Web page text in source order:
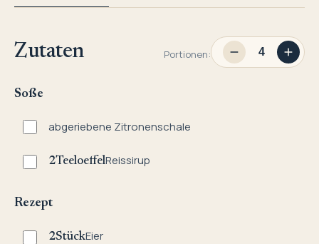
Zutaten Portionen:
Soße
abgeriebene Zitronenschale
2TeeloeffelReissirup
Rezept
2StückEier